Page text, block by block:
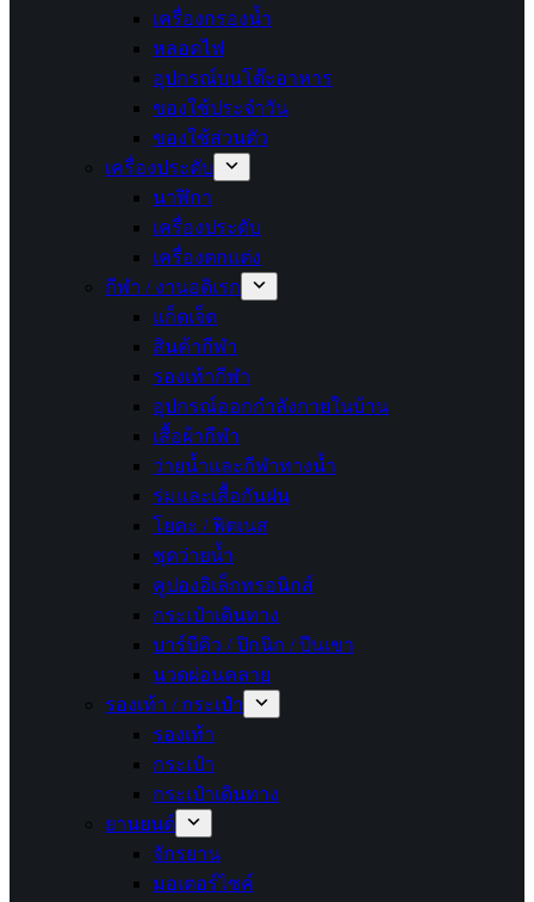
เครื่องกรองน้ำ
หลอดไฟ
อุปกรณ์บนโต๊ะอาหาร
ของใช้ประจำวัน
ของใช้ส่วนตัว
เครื่องประดับ
นาฬิกา
เครื่องประดับ
เครื่องตกแต่ง
กีฬา / งานอดิเรก
แก็ดเจ็ต
สินค้ากีฬา
รองเท้ากีฬา
อุปกรณ์ออกกำลังกายในบ้าน
เสื้อผ้ากีฬา
ว่ายน้ำและกีฬาทางน้ำ
ร่มและเสื้อกันฝน
โยคะ / ฟิตเนส
ชุดว่ายน้ำ
คูปองอิเล็กทรอนิกส์
กระเป๋าเดินทาง
บาร์บีคิว / ปิกนิก / ปีนเขา
นวดผ่อนคลาย
รองเท้า / กระเป๋า
รองเท้า
กระเป๋า
กระเป๋าเดินทาง
ยานยนต์
จักรยาน
มอเตอร์ไซค์